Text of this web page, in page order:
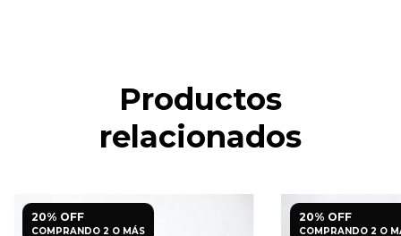
Productos
relacionados
20% OFF
COMPRANDO 2 O MÁS
20% OFF
COMPRANDO 2 O